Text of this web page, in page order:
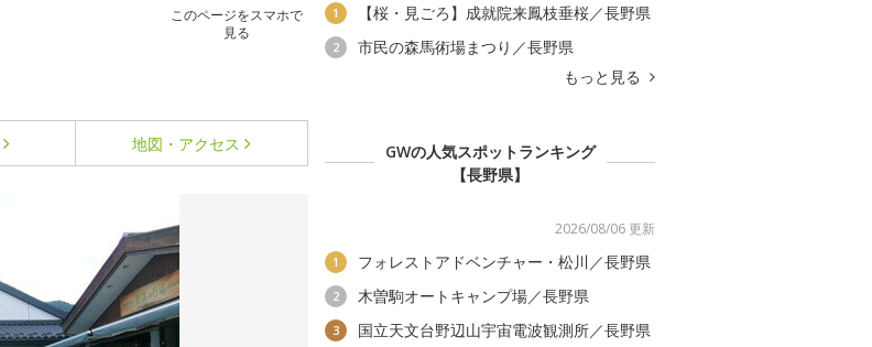
このページをスマホで
見る
地図・アクセス
1 【桜・見ごろ】成就院来鳳枝垂桜／長野県
2
市民の森馬術場まつり／長野県
もっと見る
GWの人気スポットランキング
【長野県】
2026/08/06 更新
1 フォレストアドベンチャー・松川／長野県
2 木曽駒オートキャンプ場／長野県
3 国立天文台野辺山宇宙電波観測所／長野県